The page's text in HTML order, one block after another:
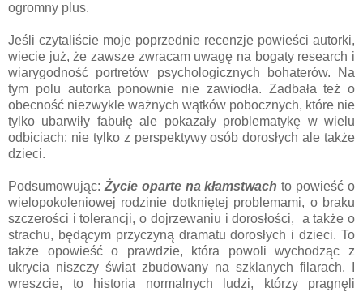
ogromny plus.
Jeśli czytaliście moje poprzednie recenzje powieści autorki,
wiecie już, że zawsze zwracam uwagę na bogaty research i
wiarygodność portretów psychologicznych bohaterów. Na
tym polu autorka ponownie nie zawiodła. Zadbała też o
obecność niezwykle ważnych wątków pobocznych, które nie
tylko ubarwiły fabułę ale pokazały problematykę w wielu
odbiciach: nie tylko z perspektywy osób dorosłych ale także
dzieci.
Podsumowując: Życie oparte na kłamstwach to powieść o
wielopokoleniowej rodzinie dotkniętej problemami, o braku
szczerości i tolerancji, o dojrzewaniu i dorosłości, a także o
strachu, będącym przyczyną dramatu dorosłych i dzieci. To
także opowieść o prawdzie, która powoli wychodząc z
ukrycia niszczy świat zbudowany na szklanych filarach. I
wreszcie, to historia normalnych ludzi, którzy pragnęli